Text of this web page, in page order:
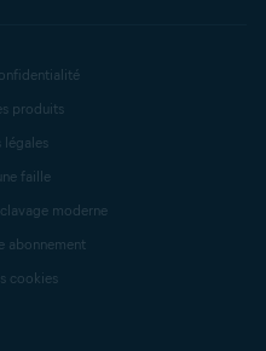
produits
légales
faille
moderne
abonnement
cookies